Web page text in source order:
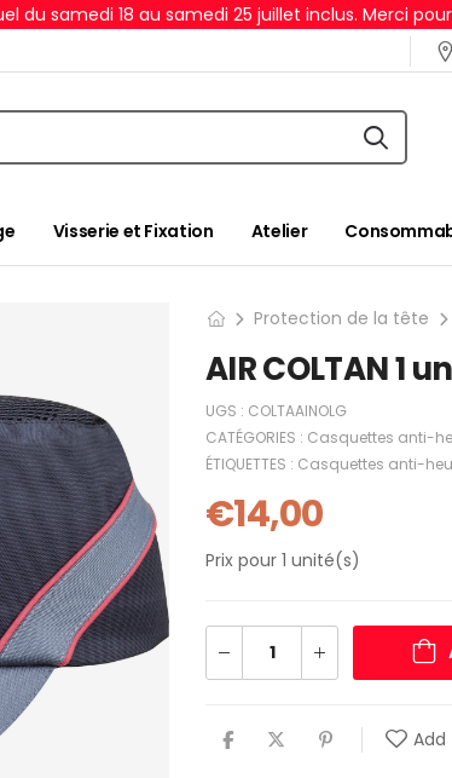
du samedi 18 au samedi 25 juillet inclus. Merci
Visserie et Fixation Atelier
Protection de la tête
AIR COLTAN 1
UGS : COLTAAINOLG
CATÉGORIES : Casquettes anti-
ÉTIQUETTES : Casquettes anti-
€14,00
Prix pour 1 unité(s)
Add